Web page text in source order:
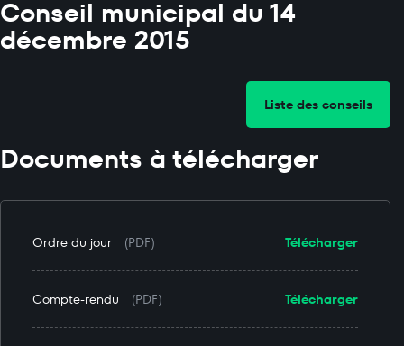
Conseil municipal du 14
décembre 2015
Liste des conseils
Documents à télécharger
Télécharger
Ordre du jour (PDF)
Télécharger
Compte-rendu (PDF)